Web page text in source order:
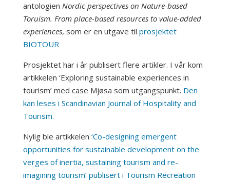
antologien Nordic perspectives on Nature-based
Toruism. From place-based resources to value-added
experiences, som er en utgave til prosjektet
BIOTOUR
Prosjektet har i år publisert flere artikler. I vår kom
artikkelen ‘Exploring sustainable experiences in
tourism’ med case Mjøsa som utgangspunkt. Den
kan leses i Scandinavian Journal of Hospitality and
Tourism.
Nylig ble artikkelen ‘Co-designing emergent
opportunities for sustainable development on the
verges of inertia, sustaining tourism and re-
imagining tourism’ publisert i Tourism Recreation